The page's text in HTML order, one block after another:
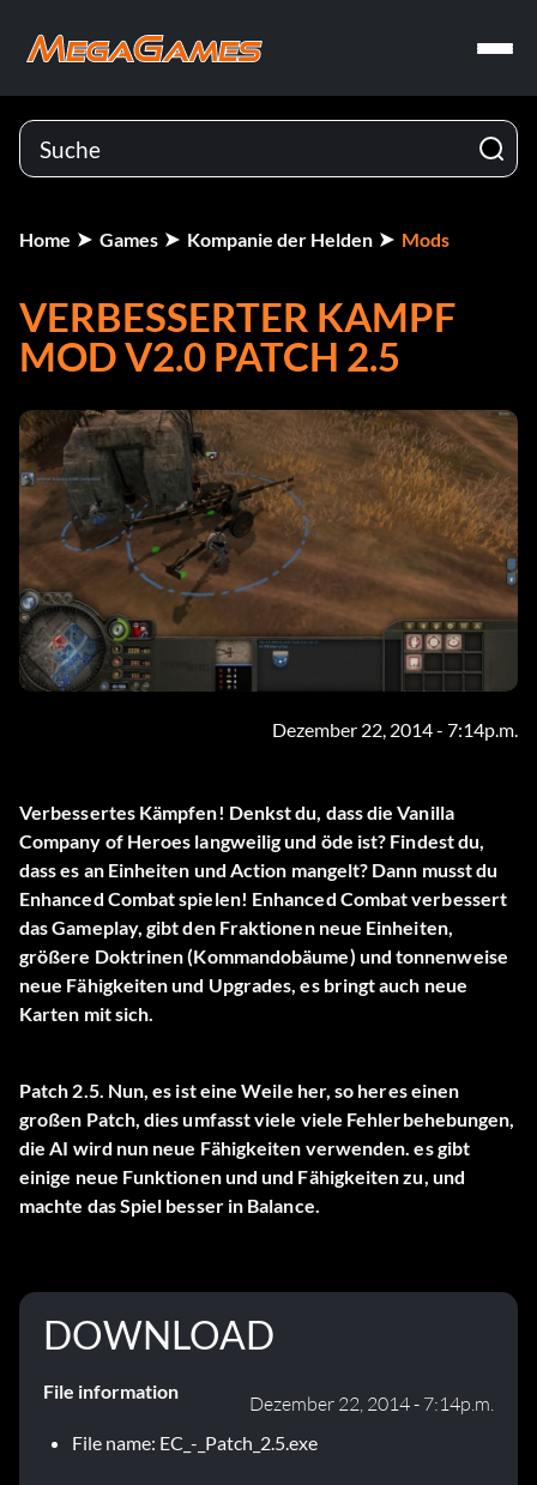
Home Games Kompanie der Helden Mods
VERBESSERTER KAMPF
MOD V2.0 PATCH 2.5
Dezember 22, 2014 - 7:14p.m.
Verbessertes Kämpfen! Denkst du, dass die Vanilla
Company of Heroes langweilig und öde ist? Findest du,
dass es an Einheiten und Action mangelt? Dann musst du
Enhanced Combat spielen! Enhanced Combat verbessert
das Gameplay, gibt den Fraktionen neue Einheiten,
größere Doktrinen (Kommandobäume) und tonnenweise
neue Fähigkeiten und Upgrades, es bringt auch neue
Karten mit sich.
Patch 2.5. Nun, es ist eine Weile her, so heres einen
großen Patch, dies umfasst viele viele Fehlerbehebungen,
die AI wird nun neue Fähigkeiten verwenden. es gibt
einige neue Funktionen und und Fähigkeiten zu, und
machte das Spiel besser in Balance.
DOWNLOAD
File information
Dezember 22, 2014 - 7:14p.m.
File name: EC_-_Patch_2.5.exe